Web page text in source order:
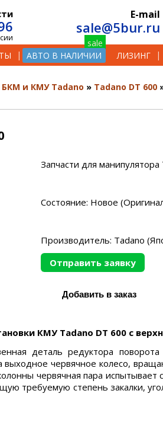
E-mail
sale@5bur.ru
АВТО В НАЛИЧИИ ЛИЗИНГ
и КМУ Tadano
Tadano DT 600
Запчасти для
Состояние: Новое
Производитель: Tadano
Отправить заявку
КМУ Tadano DT 600 с
деталь редуктора поворота
выходное червячное колесо,
червячная пара испытывает
требуемую степень закалки,